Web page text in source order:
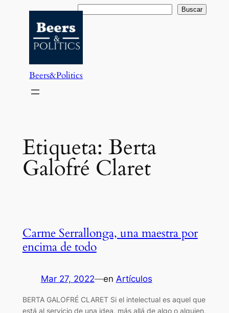
contenido
Buscar Buscar
Beers&Politics
Etiqueta: Berta
Galofré Claret
Carme Serrallonga, una maestra por
encima de todo
Mar 27, 2022—en Artículos
BERTA GALOFRÉ CLARET Si el intelectual es aquel que
está al servicio de una idea, más allá de algo o alguien,